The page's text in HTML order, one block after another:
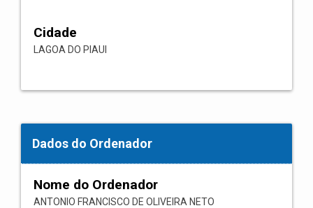
Cidade
LAGOA DO PIAUI
Dados do Ordenador
Nome do Ordenador
ANTONIO FRANCISCO DE OLIVEIRA NETO